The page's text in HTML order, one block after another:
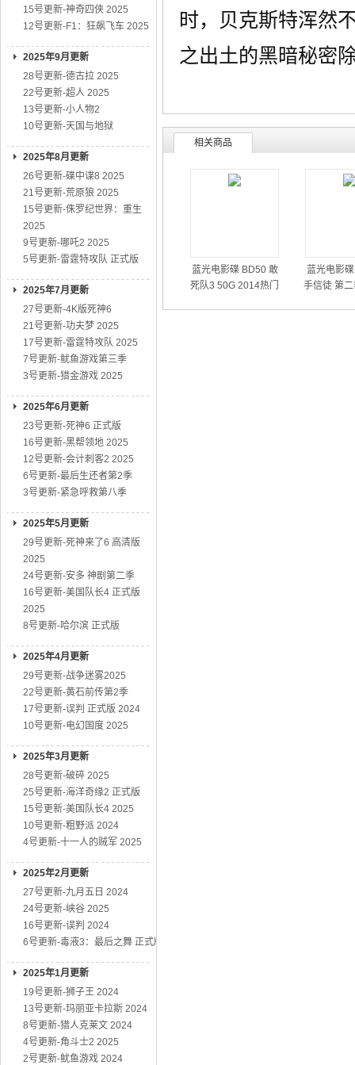
15号更新-神奇四侠 2025
12号更新-F1：狂飙飞车 2025
2025年9月更新
28号更新-德古拉 2025
22号更新-超人 2025
13号更新-小人物2
10号更新-天国与地狱
2025年8月更新
26号更新-碟中谍8 2025
21号更新-荒原狼 2025
15号更新-侏罗纪世界：重生
2025
9号更新-哪吒2 2025
5号更新-雷霆特攻队 正式版
2025年7月更新
27号更新-4K版死神6
21号更新-功夫梦 2025
17号更新-雷霆特攻队 2025
7号更新-鱿鱼游戏第三季
3号更新-猎金游戏 2025
2025年6月更新
23号更新-死神6 正式版
16号更新-黑帮领地 2025
12号更新-会计刺客2 2025
6号更新-最后生还者第2季
3号更新-紧急呼救第八季
2025年5月更新
29号更新-死神来了6 高清版
2025
24号更新-安多 神剧第二季
16号更新-美国队长4 正式版
2025
8号更新-哈尔滨 正式版
2025年4月更新
29号更新-战争迷雾2025
22号更新-黄石前传第2季
17号更新-误判 正式版 2024
10号更新-电幻国度 2025
2025年3月更新
28号更新-破碎 2025
25号更新-海洋奇缘2 正式版
15号更新-美国队长4 2025
10号更新-粗野派 2024
4号更新-十一人的贼军 2025
2025年2月更新
27号更新-九月五日 2024
24号更新-峡谷 2025
16号更新-误判 2024
6号更新-毒液3：最后之舞 正式版
2025年1月更新
19号更新-狮子王 2024
13号更新-玛丽亚卡拉斯 2024
8号更新-猎人克莱文 2024
4号更新-角斗士2 2025
2号更新-鱿鱼游戏 2024
时，贝克斯特浑然
之出土的黑暗秘密
相关商品
蓝光电影碟 BD50 敢
死队3 50G 2014热门
蓝光电影
手信徒 第